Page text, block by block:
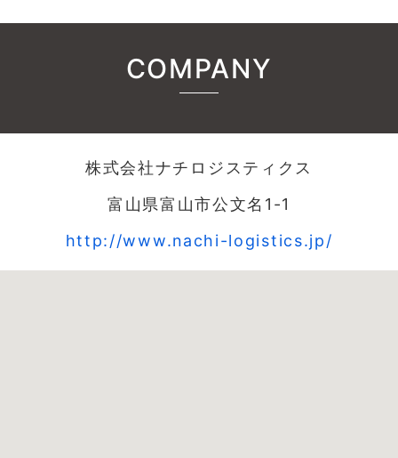
COMPANY
株式会社ナチロジスティクス
富山県富山市公文名1-1
http://www.nachi-logistics.jp/